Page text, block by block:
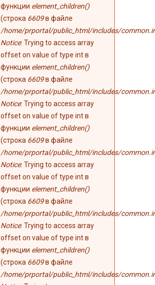
функции element_children()
(строка 6609в файле
/home/prportal/public_html/includes/
Notice: Trying to access array
offset on value of type int в
функции element_children()
(строка 6609в файле
/home/prportal/public_html/includes/
Notice: Trying to access array
offset on value of type int в
функции element_children()
(строка 6609в файле
/home/prportal/public_html/includes/
Notice: Trying to access array
offset on value of type int в
функции element_children()
(строка 6609в файле
/home/prportal/public_html/includes/
Notice: Trying to access array
offset on value of type int в
функции element_children()
(строка 6609в файле
/home/prportal/public_html/includes/